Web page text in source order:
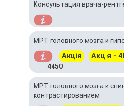
Консультация врача-
МРТ головного мозга и
Акція Акція -
4450
МРТ головного мозга и
контрастированием